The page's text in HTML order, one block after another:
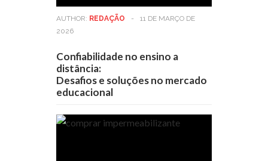
AUTHOR: REDAÇÃO -
11 DE MARÇO DE
2026
Confiabilidade no ensino a
distância:
Desafios e soluções no mercado
educacional